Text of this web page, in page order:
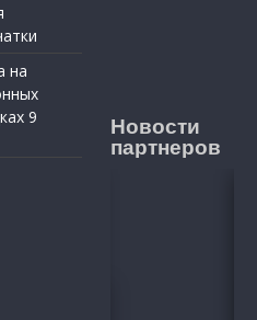
на
9
Новости
партнеров